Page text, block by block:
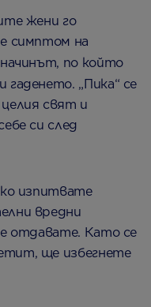
жени го
симптом на
по който
„Пика“ се
свят и
си след
изпитвате
вредни
отдавате. Като се
ще избегнете